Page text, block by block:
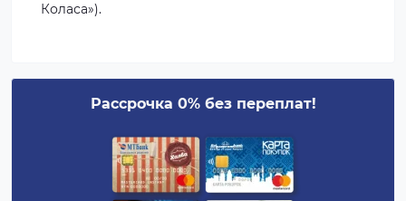
Коласа»).
Рассрочка 0% без переплат!